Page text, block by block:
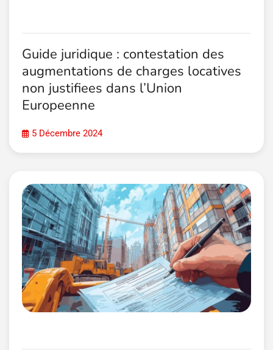
Guide juridique : contestation des
augmentations de charges locatives
non justifiees dans l’Union
Europeenne
5 Décembre 2024